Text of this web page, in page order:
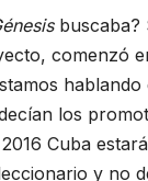
buscaba?
comenzó
hablando
los
Cuba
y no